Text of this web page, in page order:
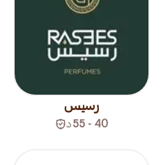
رسيس
40 - 55 د